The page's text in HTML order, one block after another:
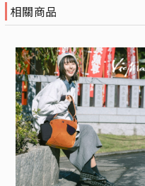
相關商品